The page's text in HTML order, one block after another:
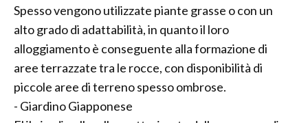
Spesso vengono utilizzate piante grasse o con un
alto grado di adattabilità, in quanto il loro
alloggiamento è conseguente alla formazione di
aree terrazzate tra le rocce, con disponibilità di
piccole aree di terreno spesso ombrose.
- Giardino Giapponese